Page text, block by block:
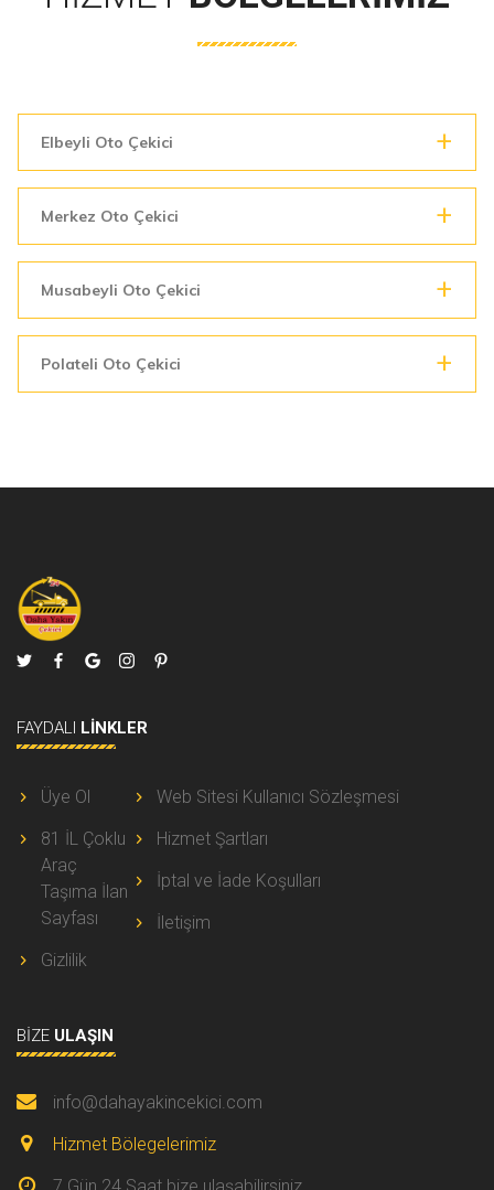
Elbeyli Oto Çekici
Merkez Oto Çekici
Musabeyli Oto Çekici
Polateli Oto Çekici
FAYDALI LINKLER
Üye Ol
81 İL Çoklu
Araç
Taşıma İlan
Sayfası
Gizlilik
Web Sitesi Kullanıcı Sözleşmesi
Hizmet Şartları
İptal ve İade Koşulları
İletişim
BIZE ULAŞIN
info@dahayakincekici.com
Hizmet Bölegelerimiz
7 Gün 24 Saat bize ulaşabilirsiniz